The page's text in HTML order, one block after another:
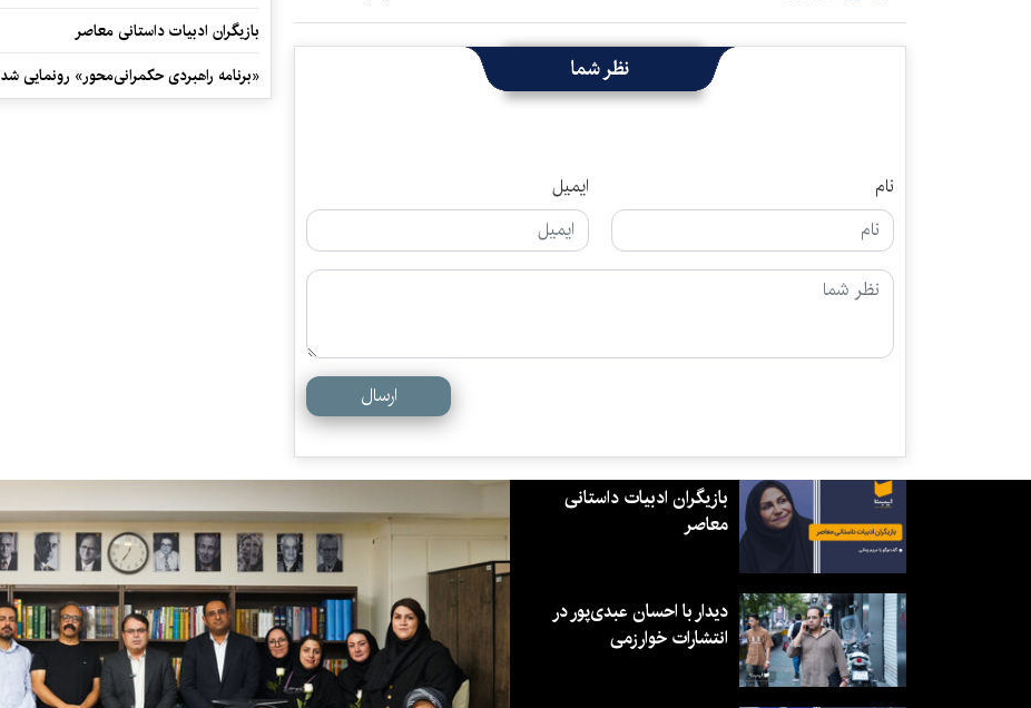
نظر شما
نام ایمیل
ارسال
بازیگران ادبیات داستانی معاصر
«برنامه راهبردی حکمرانی‌محور» رونمایی شد
بازیگران ادبیات داستانی
معاصر
دیدار با احسان عبدی‌پور در
انتشارات خوارزمی